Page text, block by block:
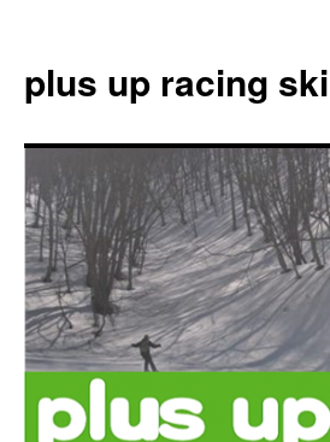
plus up racing